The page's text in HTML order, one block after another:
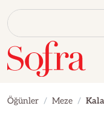
Öğünler Meze